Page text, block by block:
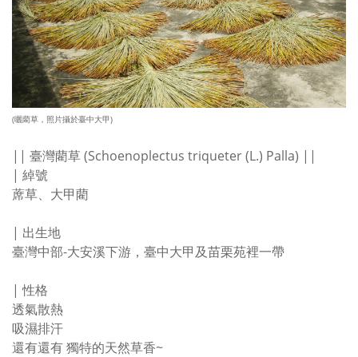
(曬藺草，照片攝於臺中大甲)
|| 臺灣藺草 (Schoenoplectus triqueter (L.) Palla) ||
| 綽號
蓆草、大甲藺
| 出生地
臺灣中部-大安溪下游，臺中大甲及苗栗苑裡一帶
| 性格
透氣散熱
吸濕排汗
還有還有 獨特的天然草香~